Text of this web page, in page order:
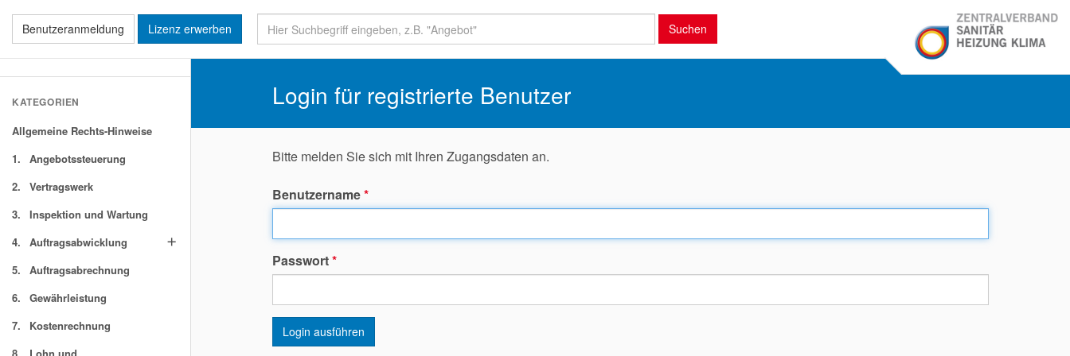
Benutzeranmeldung Lizenz erwerben Suchen
KATEGORIEN
Allgemeine Rechts-Hinweise
1.
Angebotssteuerung
2.
Vertragswerk
3.
Inspektion und Wartung
4.
Auftragsabwicklung add
5.
Auftragsabrechnung
6.
Gewährleistung
7.
Kostenrechnung
Login für registrierte Benutzer
Bitte melden Sie sich mit Ihren Zugangsdaten an.
Benutzername*
Passwort*
Login ausführen